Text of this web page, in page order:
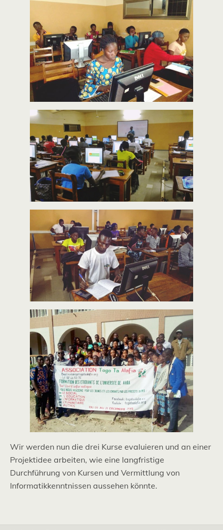
Wir werden nun die drei Kurse evaluieren und an einer
Projektidee arbeiten, wie eine langfristige
Durchführung von Kursen und Vermittlung von
Informatikkenntnissen aussehen könnte.